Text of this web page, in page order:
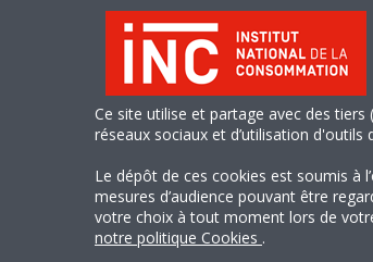
Ce site utilise et partage avec des
réseaux sociaux et d’utilisation d'outils
Le dépôt de ces cookies est soumis à
mesures d’audience pouvant être
votre choix à tout moment lors de
notre politique Cookies .